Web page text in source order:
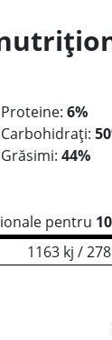
Proteine: 6%
Carbohidrați:
Grăsimi: 44%
pentru
1163 kj /